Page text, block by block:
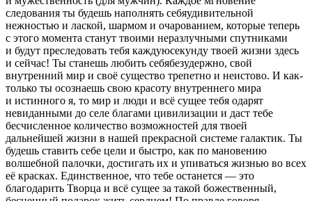
следования ты будешь наполнять себяудивительной
нежностью и лаской, шармом и очарованием, которые теперь
с этого момента станут твоими неразлучными спутниками
и будут преследовать тебя каждуюсекунду твоей жизни здесь
и сейчас! Ты станешь любить себябезудержно, свой
внутренний мир и своё существо трепетно и неистово. И как-
только ты осознаешь свою красоту внутреннего мира
и истинного я, то мир и люди и всё сущее тебя одарят
невиданными до селе благами цивилизации и даст тебе
бесчисленное количество возможностей для твоей
дальнейшей жизни в нашей прекрасной системе галактик. Ты
будешь ставить себе цели и быстро, как по мановению
волшебной палочки, достигать их и упиваться жизнью во всех
её красках. Единственное, что тебе останется — это
благодарить Творца и всё сущее за такой божественный,